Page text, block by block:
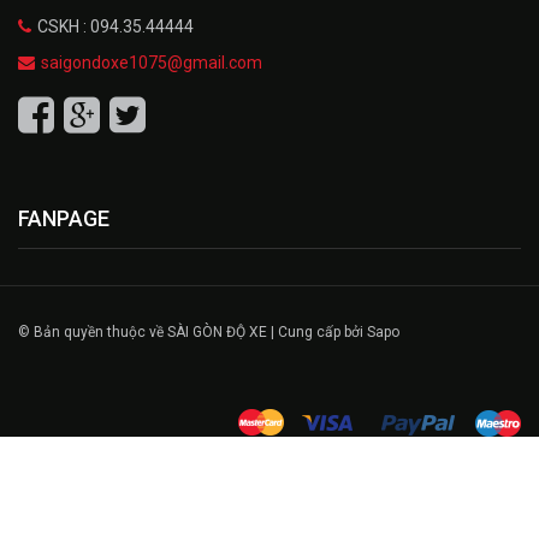
CSKH : 094.35.44444
saigondoxe1075@gmail.com
FANPAGE
© Bản quyền thuộc về SÀI GÒN ĐỘ XE | Cung cấp bởi Sapo